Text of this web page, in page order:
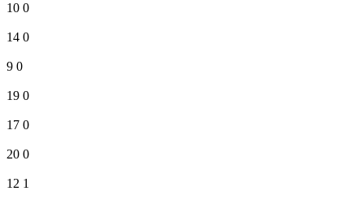
10 0
14 0
9 0
19 0
17 0
20 0
12 1